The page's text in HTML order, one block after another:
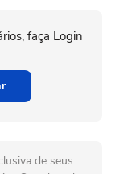
faça Login
de seus